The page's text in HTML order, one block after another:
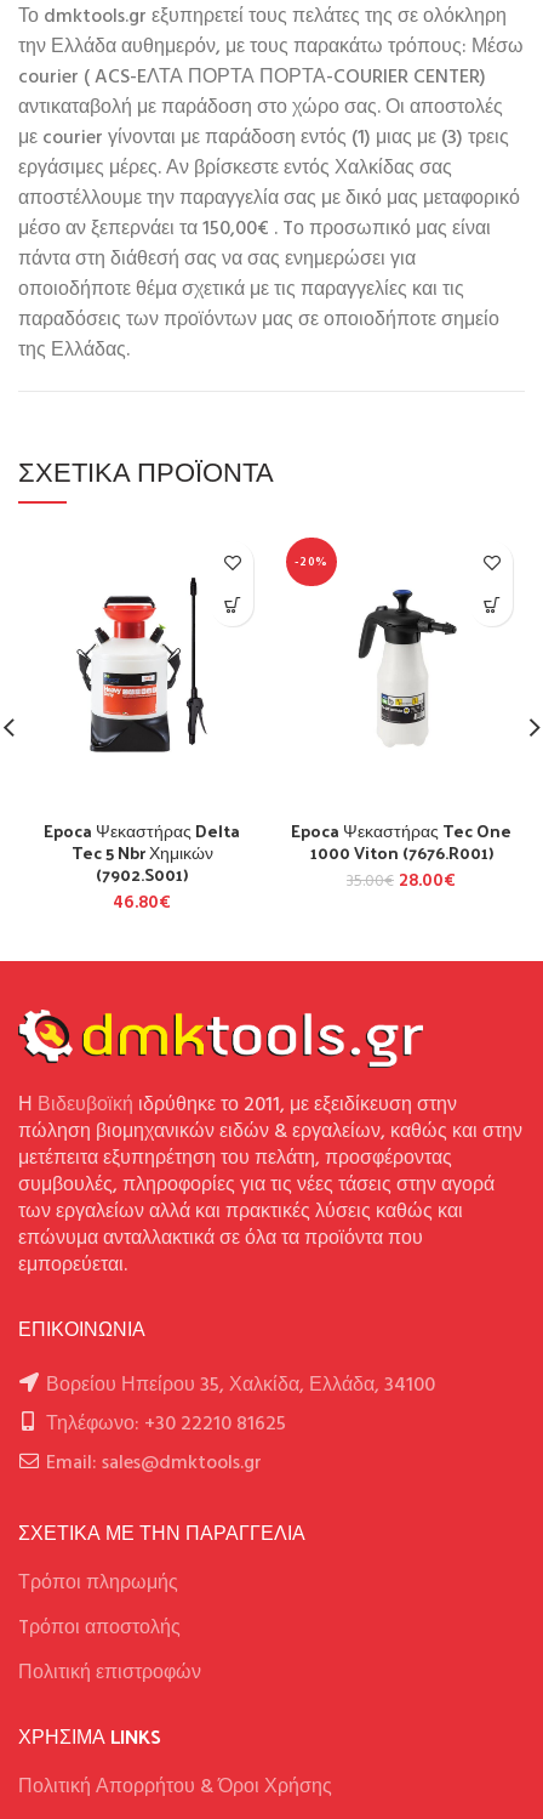
Το dmktools.gr εξυπηρετεί τους πελάτες της σε ολόκληρη
την Ελλάδα αυθημερόν, με τους παρακάτω τρόπους: Μέσω
courier ( ACS-EΛΤΑ ΠΟΡΤΑ ΠΟΡΤΑ-COURIER CENTER)
αντικαταβολή με παράδοση στο χώρο σας. Οι αποστολές
με courier γίνονται με παράδοση εντός (1) μιας με (3) τρεις
εργάσιμες μέρες. Αν βρίσκεστε εντός Χαλκίδας σας
αποστέλλουμε την παραγγελία σας με δικό μας μεταφορικό
μέσο αν ξεπερνάει τα 150,00€ . Tο προσωπικό μας είναι
πάντα στη διάθεσή σας να σας ενημερώσει για
οποιοδήποτε θέμα σχετικά με τις παραγγελίες και τις
παραδόσεις των προϊόντων μας σε οποιοδήποτε σημείο
της Ελλάδας.
ΣΧΕΤΙΚΆ ΠΡΟΪΌΝΤΑ
Epoca Ψεκαστήρας Delta
Tec 5 Nbr Χημικών
(7902.S001)
46.80€
-20%
Epoca Ψεκαστήρας Tec One
1000 Viton (7676.R001)
35.00€ 28.00€
Η Βιδευβοϊκή ιδρύθηκε το 2011, με εξειδίκευση στην
πώληση βιομηχανικών ειδών & εργαλείων, καθώς και στην
μετέπειτα εξυπηρέτηση του πελάτη, προσφέροντας
συμβουλές, πληροφορίες για τις νέες τάσεις στην αγορά
των εργαλείων αλλά και πρακτικές λύσεις καθώς και
επώνυμα ανταλλακτικά σε όλα τα προϊόντα που
εμπορεύεται.
ΕΠΙΚΟΙΝΩΝΙΑ
Βορείου Ηπείρου 35, Χαλκίδα, Ελλάδα, 34100
Τηλέφωνο: +30 22210 81625
Email: sales@dmktools.gr
ΣΧΕΤΙΚΑ ΜΕ ΤΗΝ ΠΑΡΑΓΓΕΛΙΑ
Τρόποι πληρωμής
Tρόποι αποστολής
Πολιτική επιστροφών
ΧΡΉΣΙΜΑ LINKS
Πολιτική Απορρήτου & Όροι Χρήσης